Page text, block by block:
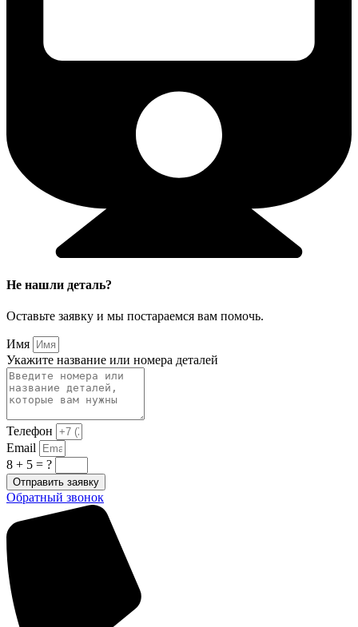
Не нашли деталь?
Оставьте заявку и мы постараемся вам помочь.
Имя
Укажите название или номера деталей
Телефон
Email
8 + 5 = ?
Отправить заявку
Обратный звонок